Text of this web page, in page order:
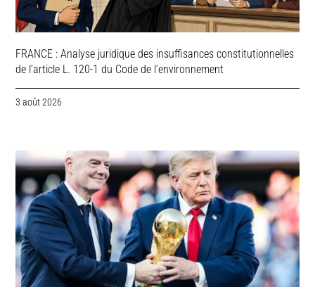
FRANCE : Analyse juridique des insuffisances constitutionnelles
de l’article L. 120-1 du Code de l’environnement
3 août 2026